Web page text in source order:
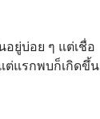
ยู่บ่อย ๆ แต่เชื่อ
ต่แรกพบก็เกิดขึ้น